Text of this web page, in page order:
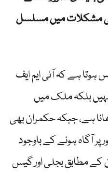
مشکلات میں مسلسل
ہوتا ہے کہ آئی ایم ایف
بلکہ ملک میں
ہے، جبکہ حکمران بھی
آگاہ ہونے کے باوجود
کے مطابق بجلی اور گیس